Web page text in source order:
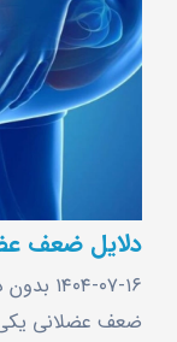
دلایل ضعف
۱۴۰۴-۰۷-۱۶ بدون
ضعف عضلانی